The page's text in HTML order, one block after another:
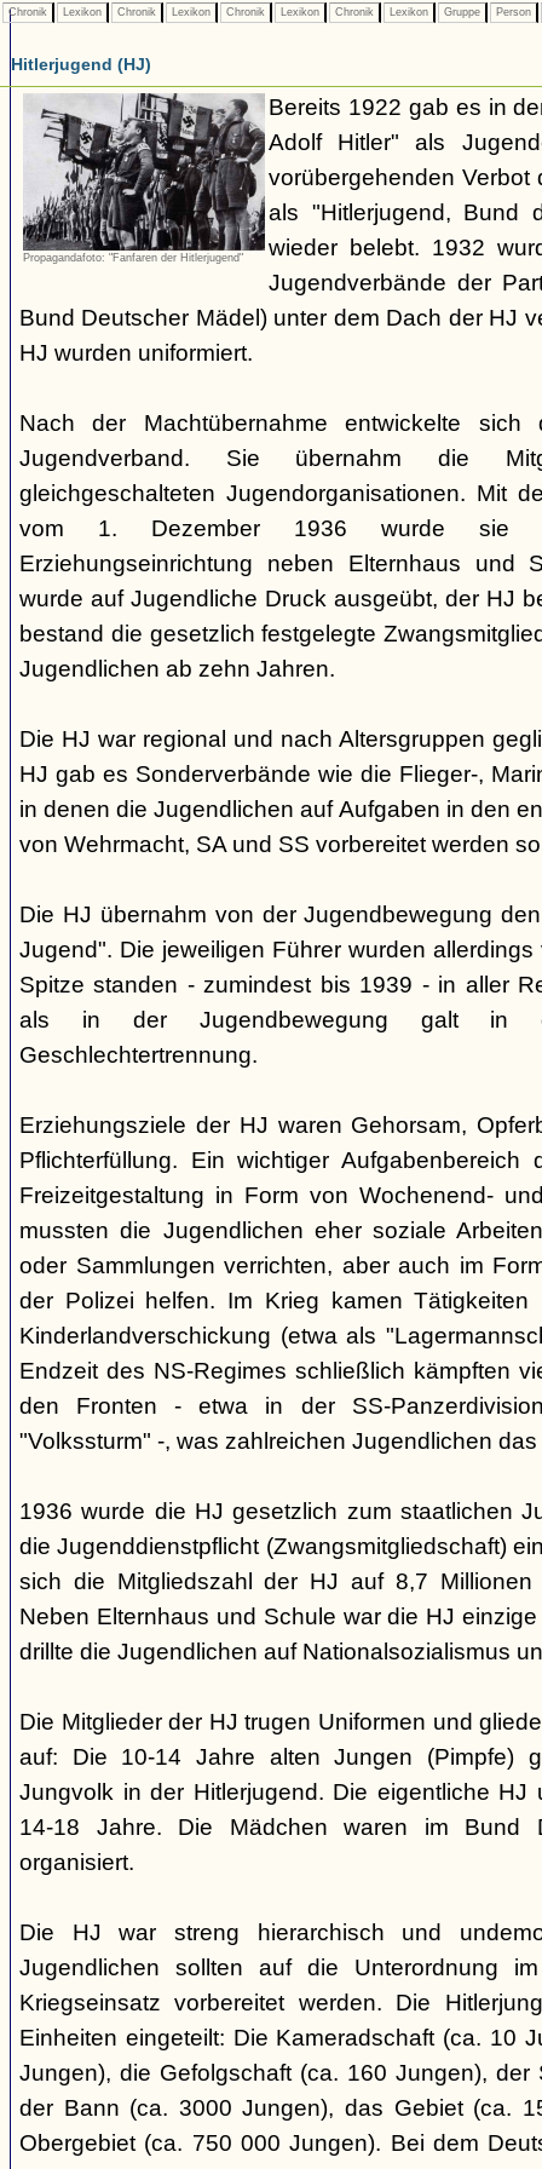
Chronik Lexikon Chronik Lexikon Chronik Lexikon Chronik Lexikon Gruppe Person
Hitlerjugend (HJ)
Propagandafoto: "Fanfaren der Hitlerjugend"
Bereits 1922 gab es in
Adolf Hitler" als
vorübergehenden Verbot
als "Hitlerjugend, Bund
wieder belebt. 1932
Jugendverbände der
Bund Deutscher Mädel) unter dem Dach der HJ
HJ wurden uniformiert.
Nach der Machtübernahme entwickelte
Jugendverband. Sie übernahm die
gleichgeschalteten Jugendorganisationen. Mit
vom 1. Dezember 1936 wurde sie
Erziehungseinrichtung neben Elternhaus und
wurde auf Jugendliche Druck ausgeübt, der HJ
bestand die gesetzlich festgelegte
Jugendlichen ab zehn Jahren.
Die HJ war regional und nach Altersgruppen
HJ gab es Sonderverbände wie die Flieger-,
in denen die Jugendlichen auf Aufgaben in den
von Wehrmacht, SA und SS vorbereitet werden
Die HJ übernahm von der Jugendbewegung
Jugend". Die jeweiligen Führer wurden
Spitze standen - zumindest bis 1939 - in aller
als in der Jugendbewegung galt in
Geschlechtertrennung.
Erziehungsziele der HJ waren Gehorsam,
Pflichterfüllung. Ein wichtiger
Freizeitgestaltung in Form von Wochenend-
mussten die Jugendlichen eher soziale
oder Sammlungen verrichten, aber auch im
der Polizei helfen. Im Krieg kamen
Kinderlandverschickung (etwa als
Endzeit des NS-Regimes schließlich kämpften
den Fronten - etwa in der SS-
"Volkssturm" -, was zahlreichen Jugendlichen
1936 wurde die HJ gesetzlich zum staatlichen
die Jugenddienstpflicht (Zwangsmitgliedschaft)
sich die Mitgliedszahl der HJ auf 8,7 Millionen
Neben Elternhaus und Schule war die HJ
drillte die Jugendlichen auf Nationalsozialismus
Die Mitglieder der HJ trugen Uniformen und
auf: Die 10-14 Jahre alten Jungen (Pimpfe)
Jungvolk in der Hitlerjugend. Die eigentliche HJ
14-18 Jahre. Die Mädchen waren im Bund
organisiert.
Die HJ war streng hierarchisch und
Jugendlichen sollten auf die Unterordnung
Kriegseinsatz vorbereitet werden. Die
Einheiten eingeteilt: Die Kameradschaft (ca. 10
Jungen), die Gefolgschaft (ca. 160 Jungen), der
der Bann (ca. 3000 Jungen), das Gebiet (ca.
Obergebiet (ca. 750 000 Jungen). Bei dem